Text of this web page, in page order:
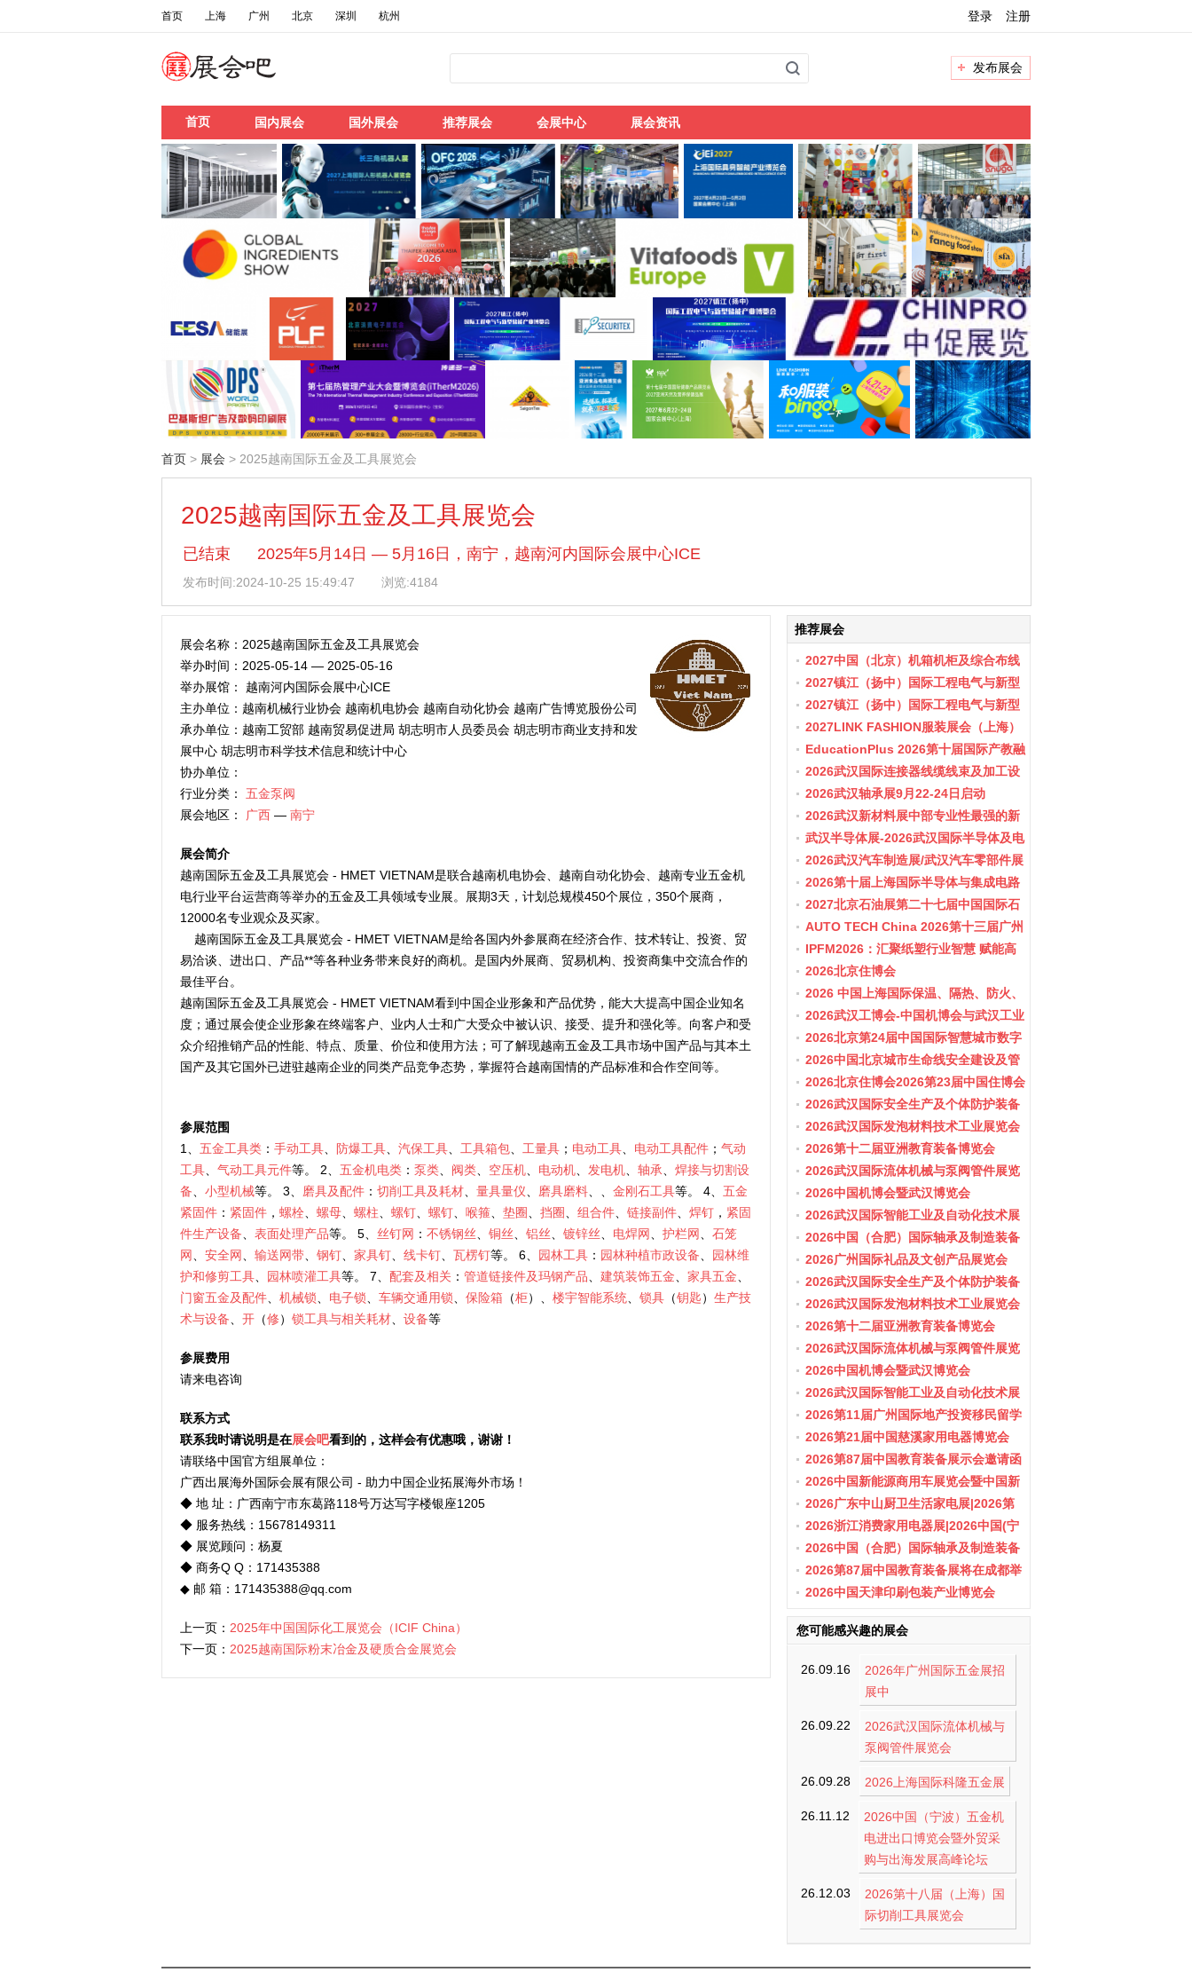
首页 上海 广州 北京 深圳 杭州 登录 注册
首页 国内展会 国外展会 推荐展会 会展中心 展会资讯
发布展会
首页 > 展会 > 2025越南国际五金及工具展览会
2025越南国际五金及工具展览会
发布时间:2024-10-25 15:49:47 浏览:4184
已结束 2025年5月14日 — 5月16日，南宁，越南河内国际会展中心ICE
展会名称：2025越南国际五金及工具展览会
举办时间：2025-05-14 — 2025-05-16
举办展馆： 越南河内国际会展中心ICE
主办单位：越南机械行业协会 越南机电协会 越南自动化协会 越南广告博览股份公司
承办单位：越南工贸部 越南贸易促进局 胡志明市人员委员会 胡志明市商业支持和发
展中心 胡志明市科学技术信息和统计中心
协办单位：
行业分类： 五金泵阀
展会地区：
广西 — 南宁
展会简介
越南国际五金及工具展览会 - HMET VIETNAM是联合越南机电协会、越南自动化协会、越南专业五金机
电行业平台运营商等举办的五金及工具领域专业展。展期3天，计划总规模450个展位，350个展商，
12000名专业观众及买家。
越南国际五金及工具展览会 - HMET VIETNAM是给各国内外参展商在经济合作、技术转让、投资、贸
易洽谈、进出口、产品**等各种业务带来良好的商机。是国内外展商、贸易机构、投资商集中交流合作的
最佳平台。
越南国际五金及工具展览会 - HMET VIETNAM看到中国企业形象和产品优势，能大大提高中国企业知名
度；通过展会使企业形象在终端客户、业内人士和广大受众中被认识、接受、提升和强化等。向客户和受
众介绍推销产品的性能、特点、质量、价位和使用方法；可了解现越南五金及工具市场中国产品与其本土
国产及其它国外已进驻越南企业的同类产品竞争态势，掌握符合越南国情的产品标准和合作空间等。
参展范围
1、 五金工具类 ： 手动工具 防爆工具 汽保工具 工具箱包 工量具 ； 电动工具 电动工具配件 ； 气动
工具
气动工具元件等。 2、 五金机电类 ： 泵类 阀类 空压机 电动机 发电机 轴承
焊接与切割设
备
小型机械等。 3、 磨具及配件 ： 切削工具及耗材 量具量仪 磨具磨料 金刚石工具等。 4、 五金
紧固件 ： 紧固件 ， 螺栓 螺母 螺柱 螺钉 螺钉 喉箍 垫圈 挡圈 组合件 链接副件 焊钉 ， 紧固
件生产设备
表面处理产品等。 5、 丝钉网 ： 不锈钢丝 铜丝 铝丝 镀锌丝 电焊网 护栏网
石笼
网
安全网 输送网带 钢钉 家具钉 线卡钉 瓦楞钉等。 6、 园林工具 ： 园林种植市政设备
园林维
护和修剪工具
园林喷灌工具等。 7、 配套及相关 ： 管道链接件及玛钢产品 建筑装饰五金 家具五金
门窗五金及配件
机械锁 电子锁 车辆交通用锁 保险箱 （柜）、 楼宇智能系统 锁具 （钥匙） 生产技
术与设备
开 （修） 锁工具与相关耗材 设备等
参展费用
请来电咨询
联系方式
联系我时请说明是在展会吧看到的，这样会有优惠哦，谢谢！
请联络中国官方组展单位：
广西出展海外国际会展有限公司 - 助力中国企业拓展海外市场！
◆ 地 址：广西南宁市东葛路118号万达写字楼银座1205
◆ 服务热线：15678149311
◆ 展览顾问：杨夏
◆ 商务Q Q：171435388
◆ 邮 箱：171435388@qq.com
上一页： 2025年中国国际化工展览会（ICIF China）
下一页： 2025越南国际粉末冶金及硬质合金展览会
推荐展会
2027中国（北京）机箱机柜及综合布线
数据中心设施展览会
2027镇江（扬中）国际工程电气与新型
储能展会
2027镇江（扬中）国际工程电气与新型
储能产业博览会
2027LINK FASHION服装展会（上海）
EducationPlus 2026第十届国际产教融
合博览会
2026武汉国际连接器线缆线束及加工设
备展览会
2026武汉轴承展9月22-24日启动
2026武汉新材料展中部专业性最强的新
材料行业盛会
武汉半导体展-2026武汉国际半导体及电
子展览会
2026武汉汽车制造展/武汉汽车零部件展
2026第十届上海国际半导体与集成电路
产业应用博览会-11月10-12日
2027北京石油展第二十七届中国国际石
油石化技术装备展览会
AUTO TECH China 2026第十三届广州
国际汽车零部件及加工技术、汽车模具
展览会
IPFM2026：汇聚纸塑行业智慧 赋能高
质健康发展
2026北京住博会
2026 中国上海国际保温、隔热、防火、
隔音新材料展览
2026武汉工博会-中国机博会与武汉工业
博览会
2026北京第24届中国国际智慧城市数字
化城市城市更新建设博览会(主办住建
部）
2026中国北京城市生命线安全建设及管
网博览会
2026北京住博会2026第23届中国住博会
2026住博会
2026武汉国际安全生产及个体防护装备
展览会
2026武汉国际发泡材料技术工业展览会
2026第十二届亚洲教育装备博览会
2026武汉国际流体机械与泵阀管件展览
会/阀门展
2026中国机博会暨武汉博览会
2026武汉国际智能工业及自动化技术展
览会
2026中国（合肥）国际轴承及制造装备
展览会
2026广州国际礼品及文创产品展览会
2026武汉国际安全生产及个体防护装备
展览会
2026武汉国际发泡材料技术工业展览会
2026第十二届亚洲教育装备博览会
2026武汉国际流体机械与泵阀管件展览
会/阀门展
2026中国机博会暨武汉博览会
2026武汉国际智能工业及自动化技术展
览会
2026第11届广州国际地产投资移民留学
展览会
2026第21届中国慈溪家用电器博览会
2026第87届中国教育装备展示会邀请函
2026中国新能源商用车展览会暨中国新
能源商用车创新发展与产业融合大会
2026广东中山厨卫生活家电展|2026第
37届中国家电交易会（中山家电展）
2026浙江消费家用电器展|2026中国(宁
波)国际电子消费品及家用电器博览会
2026中国（合肥）国际轴承及制造装备
展览会
2026第87届中国教育装备展将在成都举
办
2026中国天津印刷包装产业博览会
您可能感兴趣的展会
26.09.16
2026年广州国际五金展招
展中
26.09.22
2026武汉国际流体机械与
泵阀管件展览会
26.09.28 2026上海国际科隆五金展
26.11.12
2026中国（宁波）五金机
电进出口博览会暨外贸采
购与出海发展高峰论坛
26.12.03
2026第十八届（上海）国
际切削工具展览会